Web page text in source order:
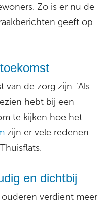
Zo is er nu de
geeft op
de zorg zijn. ‘Als
hebt bij een
te kijken hoe het
zijn er vele redenen
en dichtbij
verdient meer